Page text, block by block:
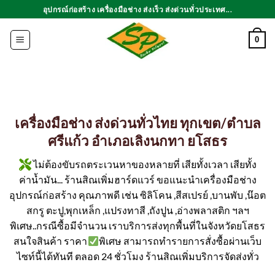
ไป
เนื้อหา
อุปกรณ์ก่อสร้าง เครื่องมือช่าง ส่งเร็ว ส่งด่วนทั่วประเทศ...
0
เครื่องมือช่าง ส่งด่วนทั่วไทย ทุกเขต/ตำบล
ศรีแก้ว อำเภอเลิงนกทา ยโสธร
ไม่ต้องขับรถตระเวนหาของหลายที่ เสียทั้งเวลา เสียทั้ง
ค่าน้ำมัน... ร้านสิณเพิ่มฮาร์ดแวร์ ขอแนะนำเครื่องมือช่าง
อุปกรณ์ก่อสร้าง คุณภาพดี เช่น ซิลิโคน ,สีสเปรย์ ,บานพับ ,น๊อต
สกรู ตะปู,พุกเหล็ก ,แปรงทาสี ,ถังปูน ,อ่างพลาสติก ฯลฯ
พิเศษ..กรณีซื้อมีจำนวน เราบริการส่งทุกพื้นที่ในจังหวัดยโสธร
สนใจสินค้า ราคา
พิเศษ สามารถทำรายการสั่งซื้อผ่านเว็บ
ไซท์นี้ได้ทันที ตลอด 24 ชั่วโมง ร้านสิณเพิ่มบริการจัดส่งทั่ว